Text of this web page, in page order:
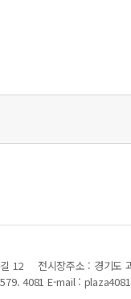
12
전시장주소 : 경기도
4081 E-mail :